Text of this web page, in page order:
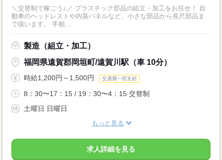
＼交替制で稼ごう♪／ プラスチック部品の組立・加工をお任せ！ 自
動車のヘッドレストや内装パネルなど、小さな部品から長尺部品ま
で扱います。 手順...
製造（組立・加工）
福岡県遠賀郡岡垣町/遠賀川駅（車 10分）
時給1,200円～1,500円 交通費一部支給
8：30〜17：15 / 19：30〜4：15 交替制
土曜日 日曜日
もっと見る
求人詳細を見る